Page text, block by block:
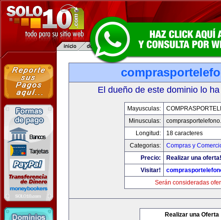
El dueño de este dominio lo
Mayusculas:
Minusculas:
Longitud:
18 caracteres
Categorias:
Compras y
Precio:
Realizar una oferta!
Visitar!
Serán consideradas
Realizar una Oferta